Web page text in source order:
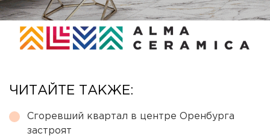
ЧИТАЙТЕ ТАКЖЕ:
Сгоревший квартал в центре Оренбурга
застроят